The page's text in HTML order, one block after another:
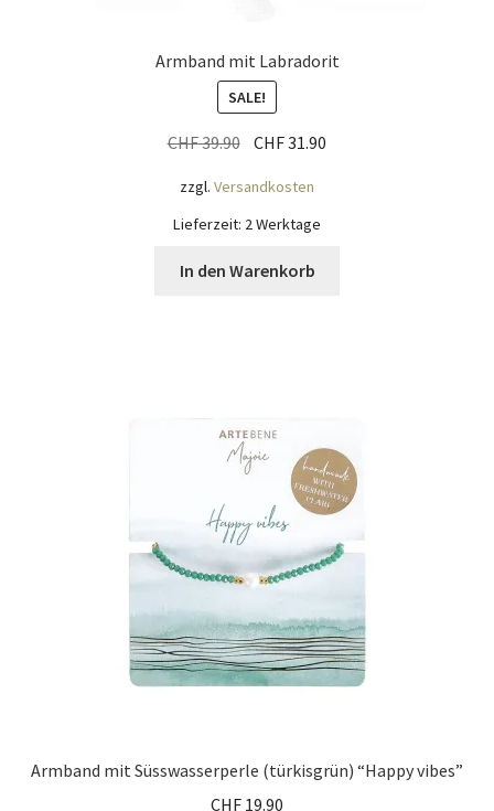
Armband mit Labradorit
SALE!
CHF39.90 Ursprünglicher
war:
CHF 39.90
CHF31.90
zzgl. Versandkosten
Lieferzeit: 2 Werktage
In den Warenkorb
Armband mit Süsswasserperle (türkisgrün) “Happy vibes”
CHF 19.90